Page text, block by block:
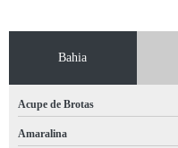
Bahia
Acupe de Brotas
Amaralina